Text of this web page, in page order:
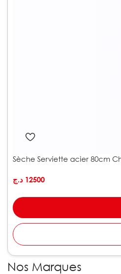
Sèche Serviette acier 80cm
12500 د.ج
Nos Marques